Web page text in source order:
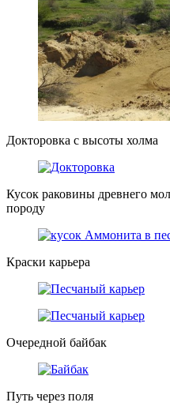
Докторовка с высоты холма
Кусок раковины древнего
породу
Краски карьера
Очередной байбак
Путь через поля